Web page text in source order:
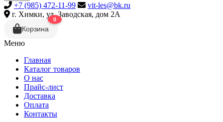
+7 (985) 472-11-99
vit-les@bk.ru
г. Химки, ул. Заводская, дом 2А
Корзина
0
Меню
Главная
Каталог товаров
О нас
Прайс-лист
Доставка
Оплата
Контакты